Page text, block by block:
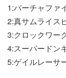
1:バーチャファ
2:真サムライス
3:クロックワー
4:スーパードン
5:ゲイルレーサ